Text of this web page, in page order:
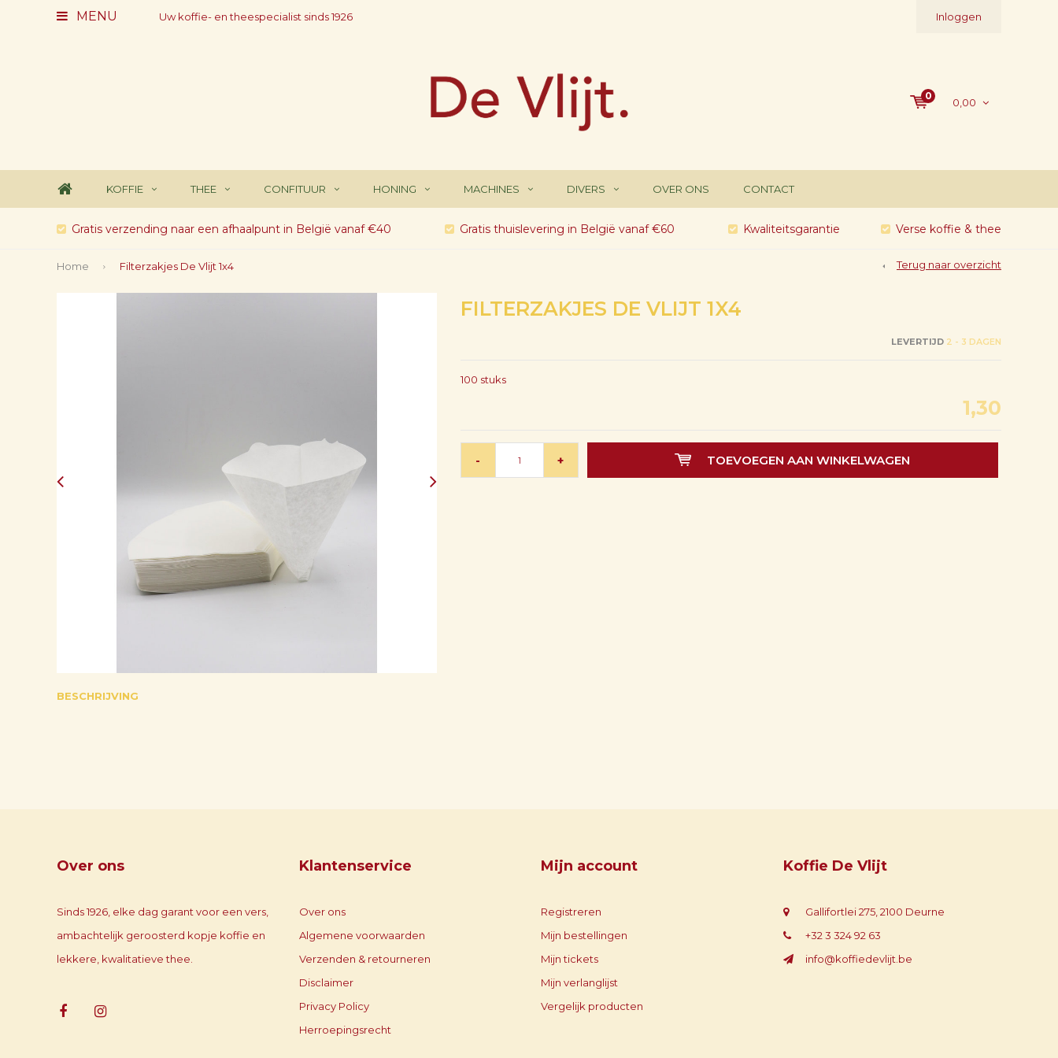
MENU Uw koffie- en theespecialist sinds 1926 Inloggen
0
0,00
KOFFIE THEE CONFITUUR HONING MACHINES DIVERS OVER ONS CONTACT
Gratis verzending naar een afhaalpunt in België vanaf €40 Gratis thuislevering in België vanaf €60 Kwaliteitsgarantie Verse koffie & thee
Home Filterzakjes De Vlijt 1x4 Terug naar overzicht
FILTERZAKJES DE VLIJT 1X4
LEVERTIJD2 - 3 DAGEN
100 stuks
1,30
- + TOEVOEGEN AAN WINKELWAGEN
BESCHRIJVING
Over ons
Sinds 1926, elke dag garant voor een vers,
ambachtelijk geroosterd kopje koffie en
lekkere, kwalitatieve thee.
Klantenservice
Over ons
Algemene voorwaarden
Verzenden & retourneren
Disclaimer
Privacy Policy
Herroepingsrecht
Mijn account
Registreren
Mijn bestellingen
Mijn tickets
Mijn verlanglijst
Vergelijk producten
Koffie De Vlijt
Gallifortlei 275, 2100 Deurne
+32 3 324 92 63
info@koffiedevlijt.be